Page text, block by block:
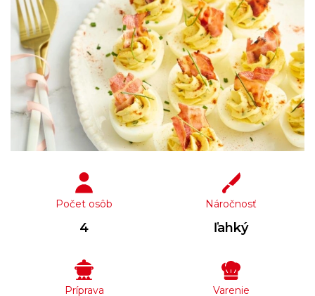
Počet osôb
4
Náročnosť
ľahký
Príprava Varenie